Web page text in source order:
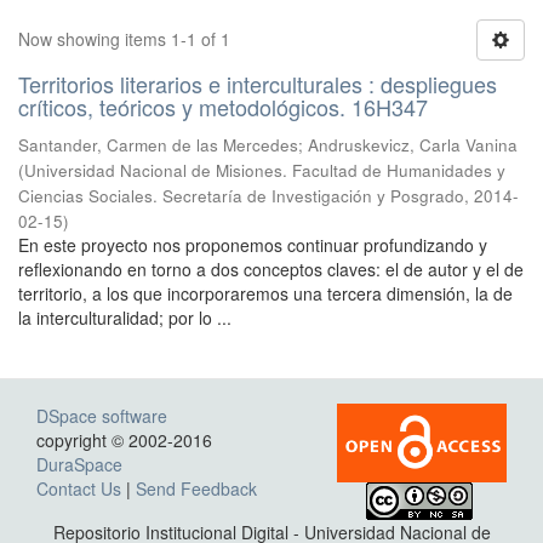
Now showing items 1-1 of 1
Territorios literarios e interculturales : despliegues
críticos, teóricos y metodológicos. 16H347
Santander, Carmen de las Mercedes; Andruskevicz, Carla Vanina
(Universidad Nacional de Misiones. Facultad de Humanidades y
Ciencias Sociales. Secretaría de Investigación y Posgrado, 2014-
02-15)
En este proyecto nos proponemos continuar profundizando y
reflexionando en torno a dos conceptos claves: el de autor y el de
territorio, a los que incorporaremos una tercera dimensión, la de
la interculturalidad; por lo ...
DSpace software
copyright © 2002-2016
DuraSpace
Contact Us | Send Feedback
Repositorio Institucional Digital - Universidad Nacional de